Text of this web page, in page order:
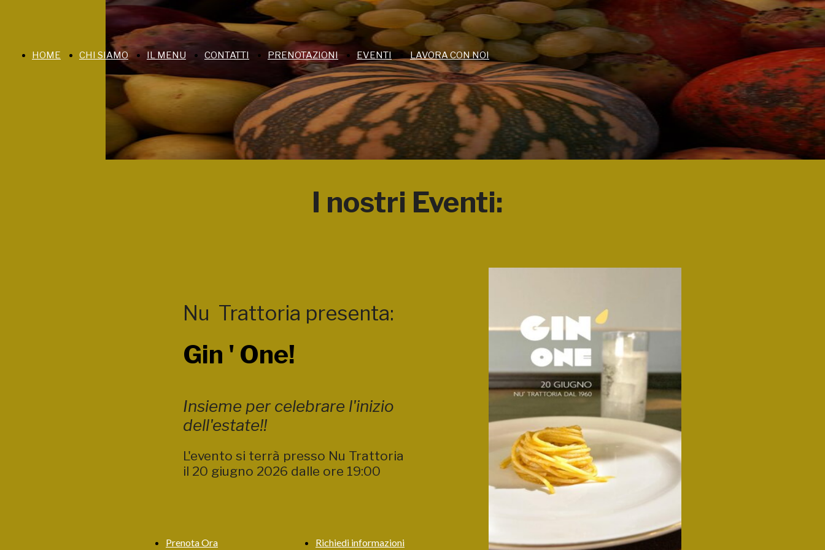
HOME CHI SIAMO IL MENU CONTATTI PRENOTAZIONI EVENTI LAVORA CON NOI
I nostri Eventi:
Nu Trattoria presenta:
Gin ' One!
Insieme per celebrare l'inizio
dell'estate!!
L'evento si terrà presso Nu Trattoria
il 20 giugno 2026 dalle ore 19:00
Richiedi informazioni
Prenota Ora